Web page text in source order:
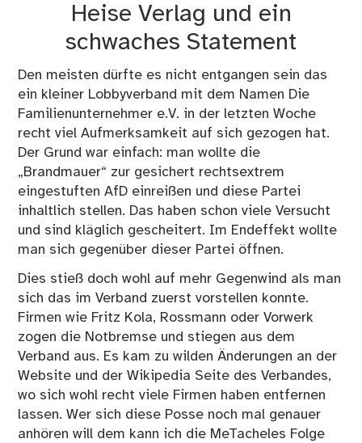
Heise Verlag und ein
schwaches Statement
Den meisten dürfte es nicht entgangen sein das
ein kleiner Lobbyverband mit dem Namen Die
Familienunternehmer e.V. in der letzten Woche
recht viel Aufmerksamkeit auf sich gezogen hat.
Der Grund war einfach: man wollte die
„Brandmauer“ zur gesichert rechtsextrem
eingestuften AfD einreißen und diese Partei
inhaltlich stellen. Das haben schon viele Versucht
und sind kläglich gescheitert. Im Endeffekt wollte
man sich gegenüber dieser Partei öffnen.
Dies stieß doch wohl auf mehr Gegenwind als man
sich das im Verband zuerst vorstellen konnte.
Firmen wie Fritz Kola, Rossmann oder Vorwerk
zogen die Notbremse und stiegen aus dem
Verband aus. Es kam zu wilden Änderungen an der
Website und der Wikipedia Seite des Verbandes,
wo sich wohl recht viele Firmen haben entfernen
lassen. Wer sich diese Posse noch mal genauer
anhören will dem kann ich die MeTacheles Folge